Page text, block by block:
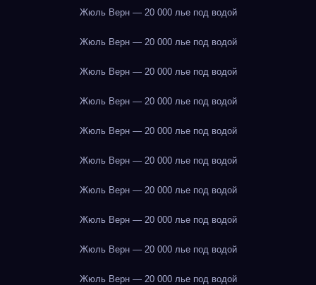
Жюль Верн — 20 000 лье под водой
Жюль Верн — 20 000 лье под водой
Жюль Верн — 20 000 лье под водой
Жюль Верн — 20 000 лье под водой
Жюль Верн — 20 000 лье под водой
Жюль Верн — 20 000 лье под водой
Жюль Верн — 20 000 лье под водой
Жюль Верн — 20 000 лье под водой
Жюль Верн — 20 000 лье под водой
Жюль Верн — 20 000 лье под водой